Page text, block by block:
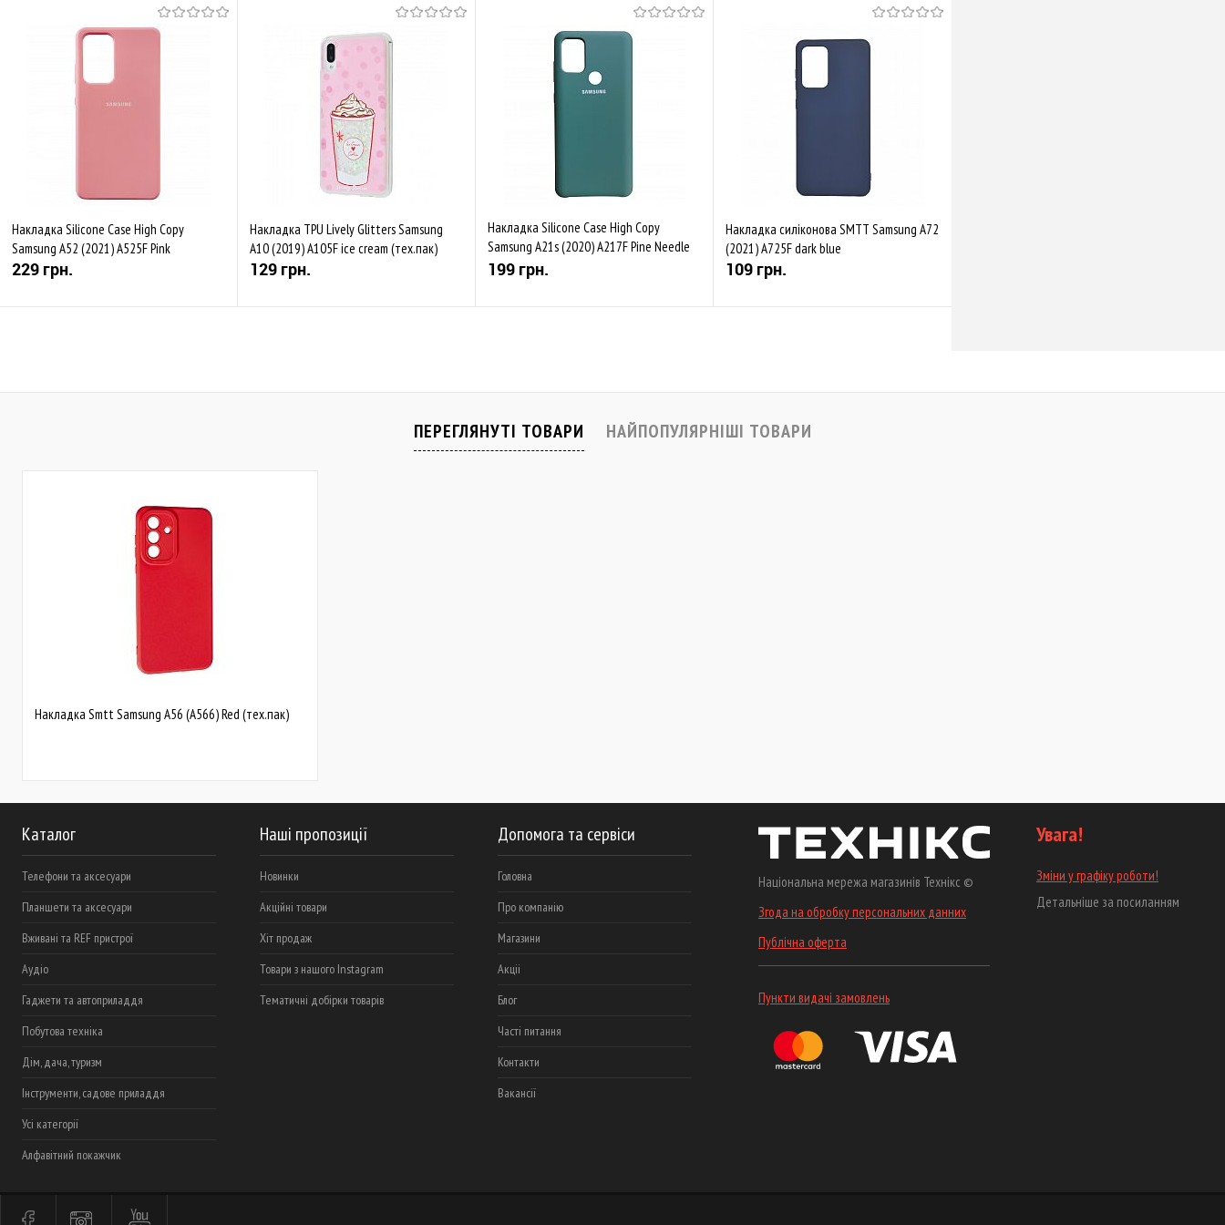
Накладка Silicone Case High Copy
Samsung A52 (2021) A525F Pink
229 грн.
Накладка TPU Lively Glitters Samsung
A10 (2019) A105F ice cream (тех.пак)
129 грн.
Накладка Silicone Case High Copy
Samsung A21s (2020) A217F Pine Needle
Green
199 грн.
Накладка силіконова SMTT Samsung A72
(2021) A725F dark blue
109 грн.
ПЕРЕГЛЯНУТІ ТОВАРИ НАЙПОПУЛЯРНІШІ ТОВАРИ
Накладка Smtt Samsung A56 (A566) Red (тех.пак)
Каталог
Телефони та аксесуари
Планшети та аксесуари
Вживані та REF пристрої
Аудіо
Гаджети та автоприладдя
Побутова техніка
Дім, дача, туризм
Інструменти, садове приладдя
Усі категорії
Алфавітний покажчик
Наші пропозиції
Новинки
Акційні товари
Хіт продаж
Товари з нашого Instagram
Тематичні добірки товарів
Допомога та сервіси
Головна
Про компанію
Магазини
Акціі
Блог
Часті питання
Контакти
Вакансії
Національна мережа магазинів Технікс ©
Згода на обробку персональних данних
Публічна оферта
Пункти видачі замовлень
Увага!
Зміни у графіку роботи!
Детальніше за посиланням